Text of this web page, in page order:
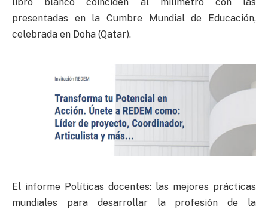
presentadas en la Cumbre Mundial de Educación,
celebrada en Doha (Qatar).
El informe Políticas docentes: las mejores prácticas
mundiales para desarrollar la profesión de la